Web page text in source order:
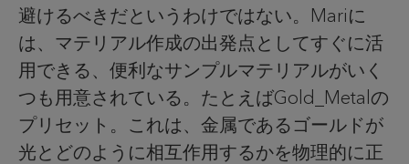
避けるべきだというわけではない。Mariに
は、マテリアル作成の出発点としてすぐに活
用できる、便利なサンプルマテリアルがいく
つも用意されている。たとえばGold_Metalの
プリセット。これは、金属であるゴールドが
光とどのように相互作用するかを物理的に正